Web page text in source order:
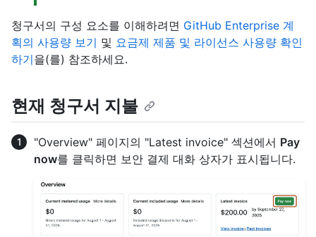
청구서의 구성 요소를 이해하려면 GitHub Enterprise 계
획의 사용량 보기 및 요금제 제품 및 라이선스 사용량 확인
하기을(를) 참조하세요.
현재 청구서 지불
"Overview" 페이지의 "Latest invoice" 섹션에서 Pay
now를 클릭하면 보안 결제 대화 상자가 표시됩니다.